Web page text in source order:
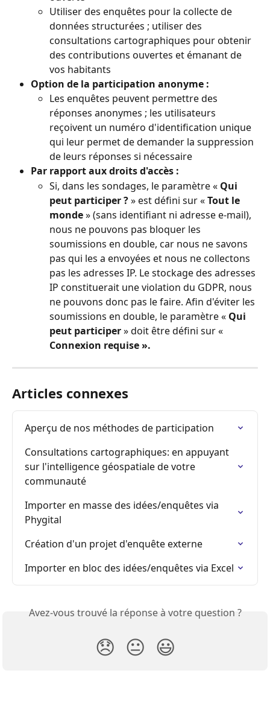
Utiliser des enquêtes pour la collecte de
données structurées ; utiliser des
consultations cartographiques pour obtenir
des contributions ouvertes et émanant de
vos habitants
Option de la participation anonyme :
Les enquêtes peuvent permettre des
réponses anonymes ; les utilisateurs
reçoivent un numéro d'identification unique
qui leur permet de demander la suppression
de leurs réponses si nécessaire
Par rapport aux droits d'accès :
Si, dans les sondages, le paramètre « Qui
peut participer ? » est défini sur « Tout le
monde » (sans identifiant ni adresse e-mail),
nous ne pouvons pas bloquer les
soumissions en double, car nous ne savons
pas qui les a envoyées et nous ne collectons
pas les adresses IP. Le stockage des adresses
IP constituerait une violation du GDPR, nous
ne pouvons donc pas le faire. Afin d'éviter les
soumissions en double, le paramètre « Qui
peut participer » doit être défini sur «
Connexion requise ».
Articles connexes
Aperçu de nos méthodes de participation
Consultations cartographiques: en appuyant
sur l'intelligence géospatiale de votre
communauté
Importer en masse des idées/enquêtes via
Phygital
Création d'un projet d'enquête externe
Importer en bloc des idées/enquêtes via Excel
Avez-vous trouvé la réponse à votre question ?
😞 😐 😃